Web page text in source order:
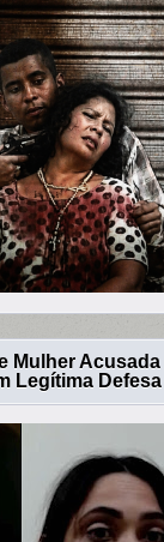
Mulher Acusada
Legítima